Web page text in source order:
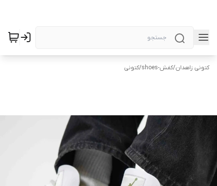
کتونی زاهدان/کفش-shoes /کتونی